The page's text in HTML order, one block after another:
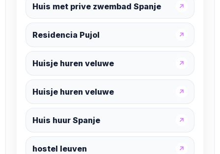
Huis met prive zwembad Spanje ↗
Residencia Pujol ↗
Huisje huren veluwe ↗
Huisje huren veluwe ↗
Huis huur Spanje ↗
hostel leuven ↗